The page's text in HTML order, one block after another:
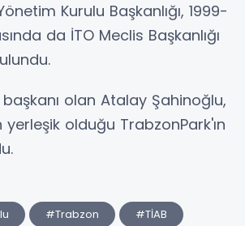
Kurulu Başkanlığı, 1999-
da İTO Meclis Başkanlığı
başkanı olan Atalay Şahinoğlu,
olduğu TrabzonPark'ın
#Trabzon
#TİAB